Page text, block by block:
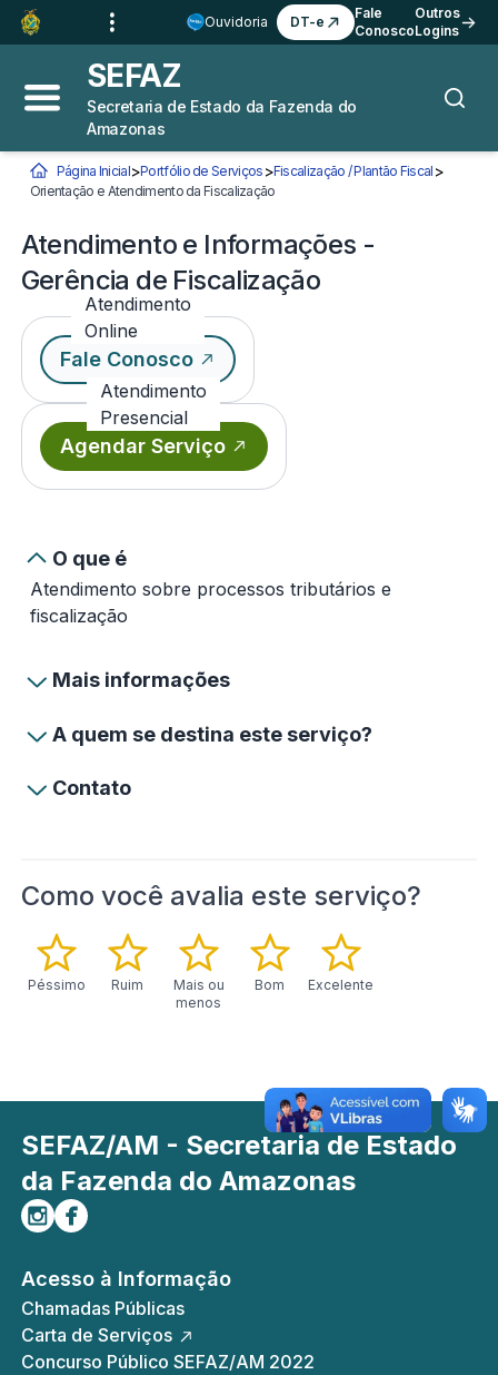
Ir para o
Conteúdo
Ir para a
Navegação 3
Ir para o
Rodapé 4
Ouvidoria DT-e
Fale
Conosco
Outros
Logins
Abrir menu principal
SEFAZ
Secretaria de Estado da Fazenda do
Amazonas
Você está aqui:
Página Inicial>Portfólio de Serviços >Fiscalização / Plantão Fiscal >
Orientação e Atendimento da FiscalizaçãoAtendimento e Informações -
Atendimento e Informações -
Gerência de Fiscalização
Atendimento
Online
Fale Conosco
Atendimento
Presencial
Agendar Serviço
O que é
Atendimento sobre processos tributários e
fiscalização
Mais informações
A quem se destina este serviço?
Contato
Como você avalia este serviço?
Péssimo Ruim
Mais ou
menos
Bom Excelente
SEFAZ/AM - Secretaria de Estado
da Fazenda do Amazonas
Siga-nos no Instagram
Curta-nos no Facebook
Acesso à Informação
Chamadas Públicas
Carta de Serviços
Concurso Público SEFAZ/AM 2022